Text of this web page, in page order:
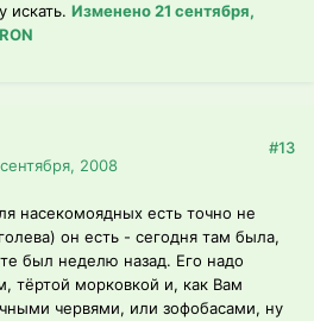
искать. Изменено21 сентября,
2008
#13
насекомоядных есть точно не
он есть - сегодня там была,
был неделю назад. Его надо
тёртой морковкой и, как Вам
червями, или зофобасами, ну